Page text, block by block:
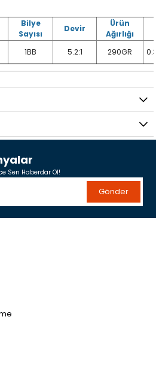
Bilye
Sayısı
Devir
Ürün
Ağırlığı
1BB 5.2:1 290GR
Sen Haberdar Ol!
Gönder